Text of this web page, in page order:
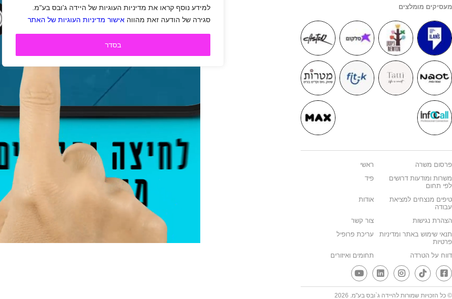
למידע נוסף קראו את מדיניות העוגיות של היידה ג'ובס בע"מ.
סגירה של הודעה זאת מהווה אישור מדיניות העוגיות של האתר
בסדר
מעסיקים מומלצים
פרסום משרה
ראשי
משרות ומודעות דרושים
לפי תחום
פיד
טיפים מנצחים למציאת
עבודה
אודות
הצהרת נגישות
צור קשר
תנאי שימוש באתר ומדיניות
פרטיות
עריכת פרופיל
דווח על הטרדה תחומים ואיזורים
© כל הזכויות שמורות להיידה ג`ובס בע"מ. 2026